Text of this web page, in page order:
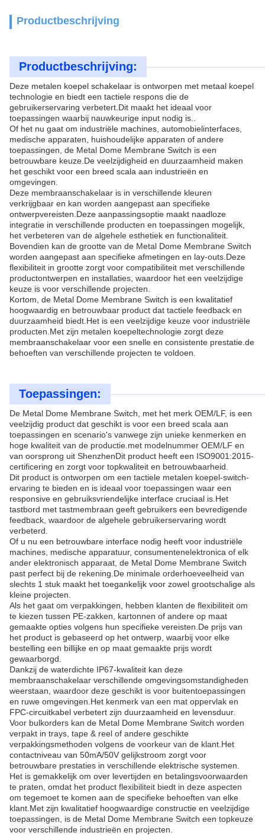
Productbeschrijving
Productbeschrijving:
Deze metalen koepel schakelaar is ontworpen met metaal koepel
technologie en biedt een tactiele respons die de
gebruikerservaring verbetert.Dit maakt het ideaal voor
toepassingen waarbij nauwkeurige input nodig is..
Of het nu gaat om industriële machines, automobielinterfaces,
medische apparaten, huishoudelijke apparaten of andere
toepassingen, de Metal Dome Membrane Switch is een
betrouwbare keuze.De veelzijdigheid en duurzaamheid maken
het geschikt voor een breed scala aan industrieën en
omgevingen.
Deze membraanschakelaar is in verschillende kleuren
verkrijgbaar en kan worden aangepast aan specifieke
ontwerpvereisten.Deze aanpassingsoptie maakt naadloze
integratie in verschillende producten en toepassingen mogelijk,
het verbeteren van de algehele esthetiek en functionaliteit.
Bovendien kan de grootte van de Metal Dome Membrane Switch
worden aangepast aan specifieke afmetingen en lay-outs.Deze
flexibiliteit in grootte zorgt voor compatibiliteit met verschillende
productontwerpen en installaties, waardoor het een veelzijdige
keuze is voor verschillende projecten.
Kortom, de Metal Dome Membrane Switch is een kwalitatief
hoogwaardig en betrouwbaar product dat tactiele feedback en
duurzaamheid biedt.Het is een veelzijdige keuze voor industriële
producten.Met zijn metalen koepeltechnologie zorgt deze
membraanschakelaar voor een snelle en consistente prestatie.de
behoeften van verschillende projecten te voldoen.
Toepassingen:
De Metal Dome Membrane Switch, met het merk OEM/LF, is een
veelzijdig product dat geschikt is voor een breed scala aan
toepassingen en scenario's vanwege zijn unieke kenmerken en
hoge kwaliteit van de productie.met modelnummer OEM/LF en
van oorsprong uit ShenzhenDit product heeft een ISO9001:2015-
certificering en zorgt voor topkwaliteit en betrouwbaarheid.
Dit product is ontworpen om een tactiele metalen koepel-switch-
ervaring te bieden en is ideaal voor toepassingen waar een
responsive en gebruiksvriendelijke interface cruciaal is.Het
tastbord met tastmembraan geeft gebruikers een bevredigende
feedback, waardoor de algehele gebruikerservaring wordt
verbeterd.
Of u nu een betrouwbare interface nodig heeft voor industriële
machines, medische apparatuur, consumentenelektronica of elk
ander elektronisch apparaat, de Metal Dome Membrane Switch
past perfect bij de rekening.De minimale orderhoeveelheid van
slechts 1 stuk maakt het toegankelijk voor zowel grootschalige als
kleine projecten.
Als het gaat om verpakkingen, hebben klanten de flexibiliteit om
te kiezen tussen PE-zakken, kartonnen of andere op maat
gemaakte opties volgens hun specifieke vereisten.De prijs van
het product is gebaseerd op het ontwerp, waarbij voor elke
bestelling een billijke en op maat gemaakte prijs wordt
gewaarborgd.
Dankzij de waterdichte IP67-kwaliteit kan deze
membraanschakelaar verschillende omgevingsomstandigheden
weerstaan, waardoor deze geschikt is voor buitentoepassingen
en ruwe omgevingen.Het kenmerk van een mat oppervlak en
FPC-circuitkabel verbetert zijn duurzaamheid en levensduur.
Voor bulkorders kan de Metal Dome Membrane Switch worden
verpakt in trays, tape & reel of andere geschikte
verpakkingsmethoden volgens de voorkeur van de klant.Het
contactniveau van 50mA/50V gelijkstroom zorgt voor
betrouwbare prestaties in verschillende elektrische systemen.
Het is gemakkelijk om over levertijden en betalingsvoorwaarden
te praten, omdat het product flexibiliteit biedt in deze aspecten
om tegemoet te komen aan de specifieke behoeften van elke
klant.Met zijn kwalitatief hoogwaardige constructie en veelzijdige
toepassingen, is de Metal Dome Membrane Switch een topkeuze
voor verschillende industrieën en projecten.